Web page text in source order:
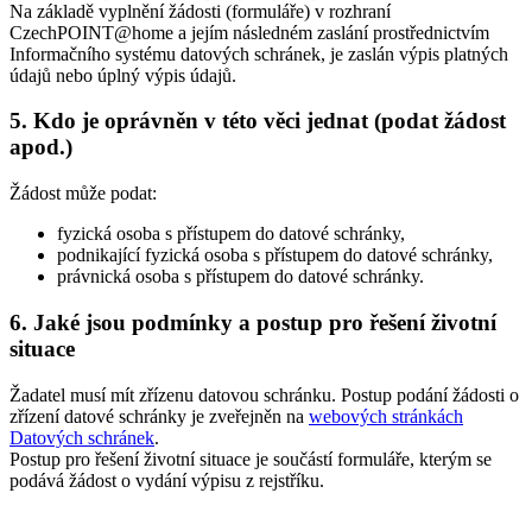
Na základě vyplnění žádosti (formuláře) v rozhraní
CzechPOINT@home a jejím následném zaslání prostřednictvím
Informačního systému datových schránek, je zaslán výpis platných
údajů nebo úplný výpis údajů.
5. Kdo je oprávněn v této věci jednat (podat žádost
apod.)
Žádost může podat:
fyzická osoba s přístupem do datové schránky,
podnikající fyzická osoba s přístupem do datové schránky,
právnická osoba s přístupem do datové schránky.
6. Jaké jsou podmínky a postup pro řešení životní
situace
Žadatel musí mít zřízenu datovou schránku. Postup podání žádosti o
zřízení datové schránky je zveřejněn na webových stránkách
Datových schránek.
Postup pro řešení životní situace je součástí formuláře, kterým se
podává žádost o vydání výpisu z rejstříku.